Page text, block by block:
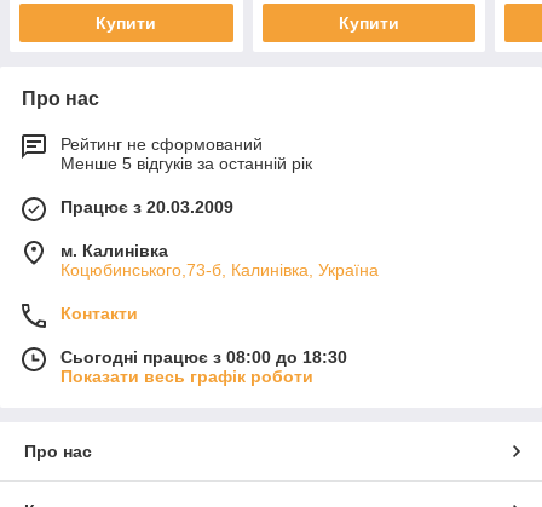
Купити Купити
Про нас
Рейтинг не сформований
Менше 5 відгуків за останній рік
Працює з 20.03.2009
м. Калинівка
Коцюбинського,73-б, Калинівка, Україна
Контакти
Сьогодні працює з 08:00 до 18:30
Показати весь графік роботи
Про нас